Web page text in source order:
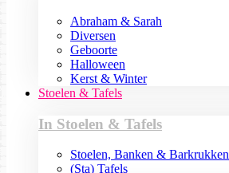
Abraham & Sarah
Diversen
Geboorte
Halloween
Kerst & Winter
Stoelen & Tafels
In Stoelen & Tafels
Stoelen, Banken & Barkrukken
(Sta) Tafels